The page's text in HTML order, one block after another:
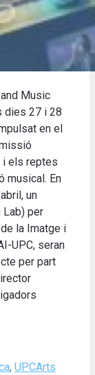
Music
dies 27 i 28
en el
i els reptes
musical. En
un
Lab) per
la Imatge i
UPC, seran
per part
, UPCArts